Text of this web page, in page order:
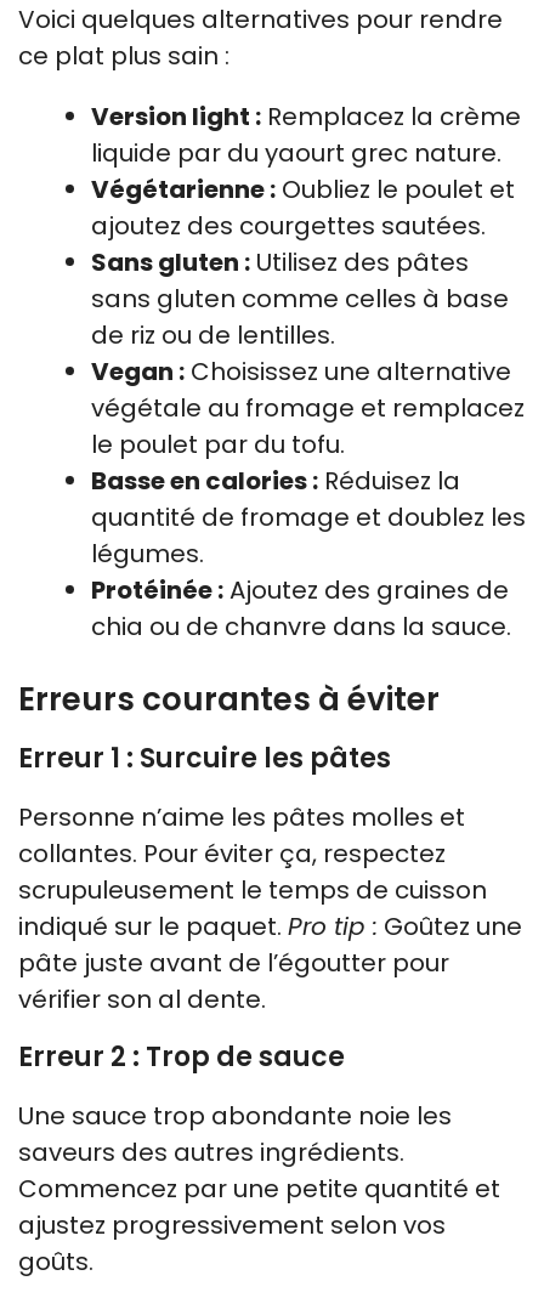
Voici quelques alternatives pour rendre
ce plat plus sain :
Version light : Remplacez la crème
liquide par du yaourt grec nature.
Végétarienne : Oubliez le poulet et
ajoutez des courgettes sautées.
Sans gluten : Utilisez des pâtes
sans gluten comme celles à base
de riz ou de lentilles.
Vegan : Choisissez une alternative
végétale au fromage et remplacez
le poulet par du tofu.
Basse en calories : Réduisez la
quantité de fromage et doublez les
légumes.
Protéinée :Ajoutez des graines de
chia ou de chanvre dans la sauce.
Erreurs courantes à éviter
Erreur 1 : Surcuire les pâtes
Personne n’aime les pâtes molles et
collantes. Pour éviter ça, respectez
scrupuleusement le temps de cuisson
indiqué sur le paquet. Pro tip : Goûtez une
pâte juste avant de l’égoutter pour
vérifier son al dente.
Erreur 2 : Trop de sauce
Une sauce trop abondante noie les
saveurs des autres ingrédients.
Commencez par une petite quantité et
ajustez progressivement selon vos
goûts.